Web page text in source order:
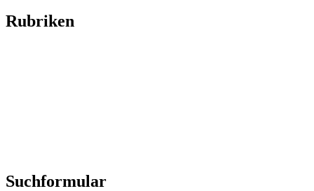
Rubriken
Suchformular